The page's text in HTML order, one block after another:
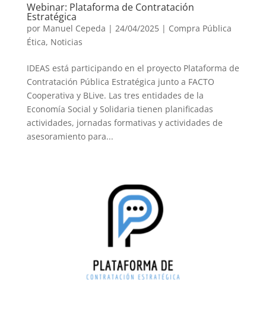
Webinar: Plataforma de Contratación
Estratégica
por Manuel Cepeda | 24/04/2025 | Compra Pública
Ética, Noticias
IDEAS está participando en el proyecto Plataforma de
Contratación Pública Estratégica junto a FACTO
Cooperativa y BLive. Las tres entidades de la
Economía Social y Solidaria tienen planificadas
actividades, jornadas formativas y actividades de
asesoramiento para...